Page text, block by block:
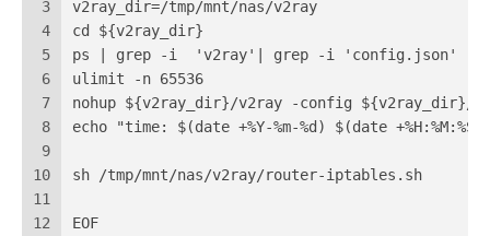
3
4
5
6
7
8
9
10
11
12
v2ray_dir=/tmp/mnt/nas/v2ray
cd ${v2ray_dir}
ps | grep -i  'v2ray'| grep -i 'config.json' |
ulimit -n 65536
nohup ${v2ray_dir}/v2ray -config ${v2ray_dir}/
echo "time: $(date +%Y-%m-%d) $(date
sh /tmp/mnt/nas/v2ray/router-iptables.sh
EOF